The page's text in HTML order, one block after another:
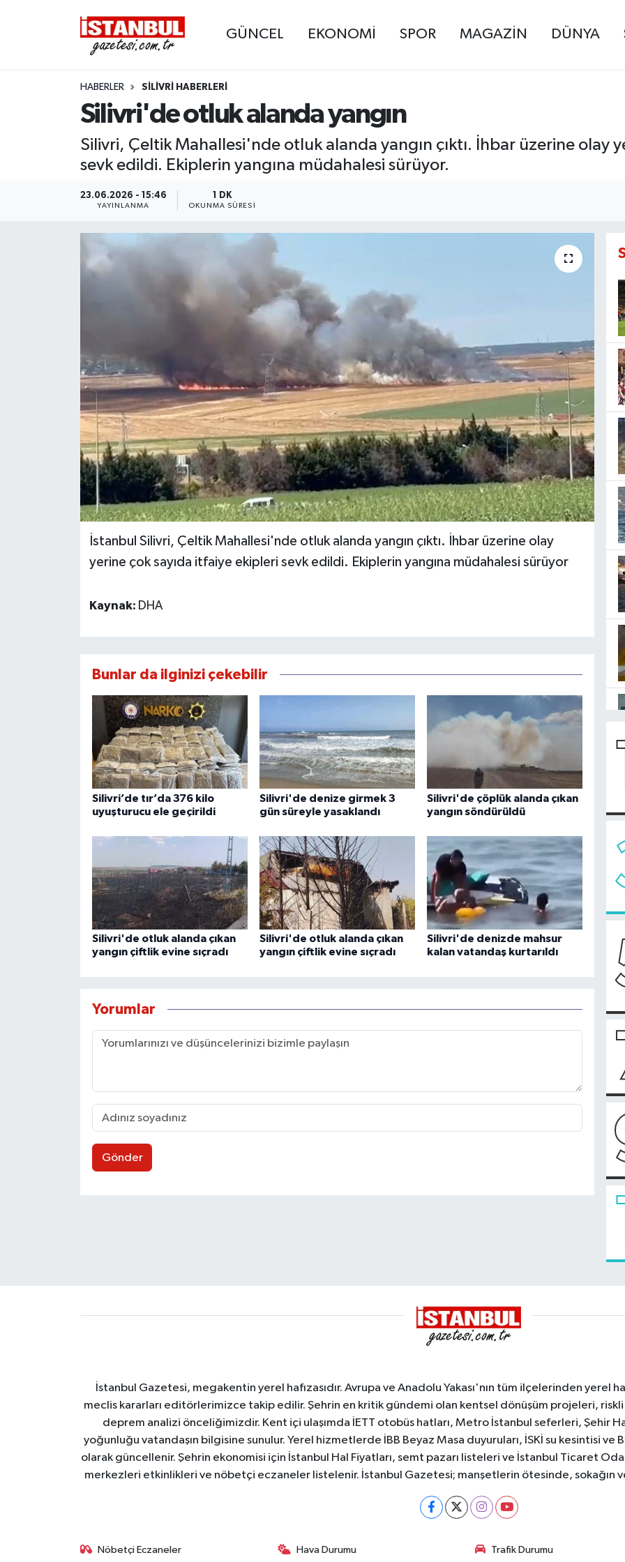
GÜNCEL EKONOMİ SPOR MAGAZİN DÜNYA
HABERLER SILIVRI HABERLERI
Silivri'de otluk alanda yangın
Silivri, Çeltik Mahallesi'nde otluk alanda yangın çıktı. İhbar üzerine olay
sevk edildi. Ekiplerin yangına müdahalesi sürüyor.
23.06.2026 - 15:46
YAYINLANMA
1 DK
OKUNMA SÜRESI
İstanbul Silivri, Çeltik Mahallesi'nde otluk alanda yangın çıktı. İhbar üzerine olay
yerine çok sayıda itfaiye ekipleri sevk edildi. Ekiplerin yangına müdahalesi sürüyor
Kaynak: DHA
Bunlar da ilginizi çekebilir
Silivri’de tır’da 376 kilo
uyuşturucu ele geçirildi
Silivri'de denize girmek 3
gün süreyle yasaklandı
Silivri'de çöplük alanda çıkan
yangın söndürüldü
Silivri'de otluk alanda çıkan
yangın çiftlik evine sıçradı
Silivri'de otluk alanda çıkan
yangın çiftlik evine sıçradı
Silivri'de denizde mahsur
kalan vatandaş kurtarıldı
Yorumlar
Gönder
İstanbul Gazetesi, megakentin yerel hafızasıdır. Avrupa ve Anadolu Yakası'nın tüm ilçelerinden yerel
meclis kararları editörlerimizce takip edilir. Şehrin en kritik gündemi olan kentsel dönüşüm projeleri, riskli
deprem analizi önceliğimizdir. Kent içi ulaşımda İETT otobüs hatları, Metro İstanbul seferleri, Şehir
yoğunluğu vatandaşın bilgisine sunulur. Yerel hizmetlerde İBB Beyaz Masa duyuruları, İSKİ su kesintisi ve
olarak güncellenir. Şehrin ekonomisi için İstanbul Hal Fiyatları, semt pazarı listeleri ve İstanbul Ticaret
merkezleri etkinlikleri ve nöbetçi eczaneler listelenir. İstanbul Gazetesi; manşetlerin ötesinde, sokağın
Nöbetçi Eczaneler Hava Durumu Trafik Durumu
EKONOMİ
İSTANBUL
MAGAZİN
KÜLTÜR SANAT
OTOMOBİL
KURUMSAL
Nöbetçi Eczaneler
Hava Durumu
Trafik Durumu
Süper Lig Puan Durumu ve Fikstür
Tüm Manşetler
Son Dakika Haberleri
Haber Arşivi